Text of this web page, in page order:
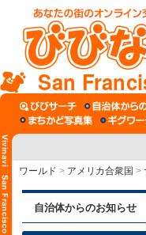
San
ワールド > アメリカ合衆国 >
自治体からのお知らせ